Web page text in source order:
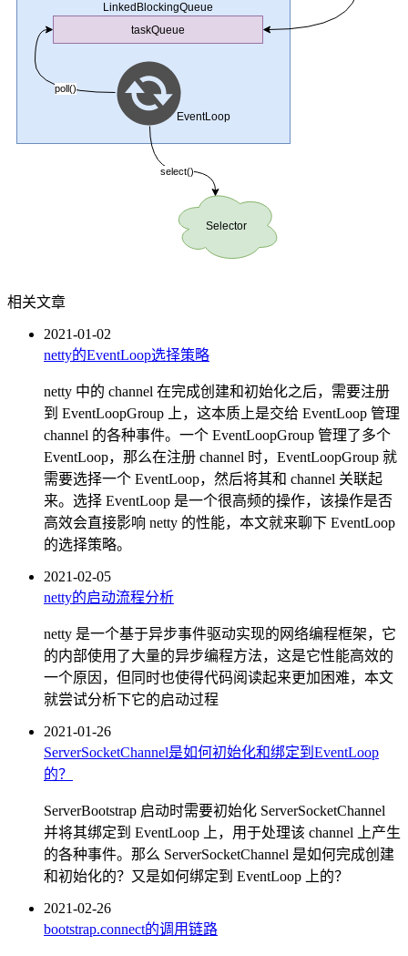
相关文章
2021-01-02
netty的EventLoop选择策略
netty 中的 channel 在完成创建和初始化之后，需要注册
到 EventLoopGroup 上，这本质上是交给 EventLoop 管理
channel 的各种事件。一个 EventLoopGroup 管理了多个
EventLoop，那么在注册 channel 时，EventLoopGroup 就
需要选择一个 EventLoop，然后将其和 channel 关联起
来。选择 EventLoop 是一个很高频的操作，该操作是否
高效会直接影响 netty 的性能，本文就来聊下 EventLoop
的选择策略。
2021-02-05
netty的启动流程分析
netty 是一个基于异步事件驱动实现的网络编程框架，它
的内部使用了大量的异步编程方法，这是它性能高效的
一个原因，但同时也使得代码阅读起来更加困难，本文
就尝试分析下它的启动过程
2021-01-26
ServerSocketChannel是如何初始化和绑定到EventLoop
的？
ServerBootstrap 启动时需要初始化 ServerSocketChannel
并将其绑定到 EventLoop 上，用于处理该 channel 上产生
的各种事件。那么 ServerSocketChannel 是如何完成创建
和初始化的？又是如何绑定到 EventLoop 上的？
2021-02-26
bootstrap.connect的调用链路